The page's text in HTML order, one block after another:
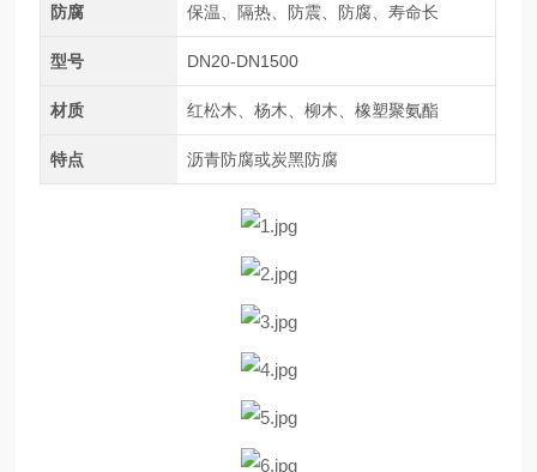
防腐 保温、隔热、防震、防腐、寿命长
型号 DN20-DN1500
材质 红松木、杨木、柳木、橡塑聚氨酯
特点 沥青防腐或炭黑防腐